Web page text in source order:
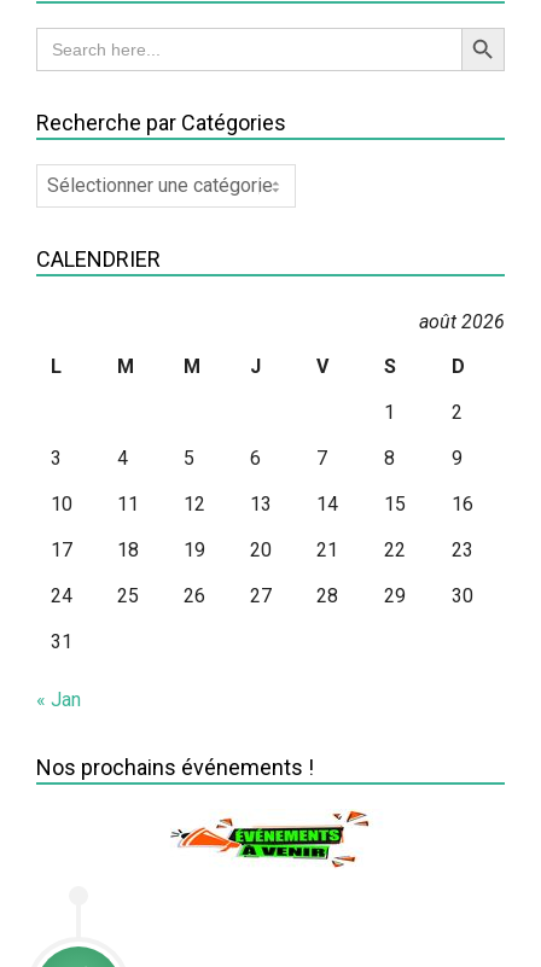
Search
for:
Search Button
Recherche par Catégories
Recherche
par
CALENDRIER
août 2026
L
M M J V S
D
1
2
3
4 5 6 7 8
9
10
11 12 13 14 15
16
17
18 19 20 21 22
23
24
25 26 27 28 29
30
31
« Jan
Nos prochains événements !